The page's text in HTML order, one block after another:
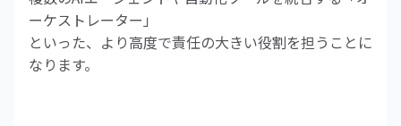
ーケストレーター」
といった、より高度で責任の大きい役割を担うことに
なります。